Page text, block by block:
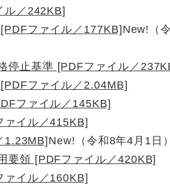
ル／242KB]
ファイル／177KB]New!（
停止基準 [PDFファイル／
ファイル／2.04MB]
ファイル／145KB]
ァイル／415KB]
1.23MB] New!（令和8年4月1日）
要領 [PDFファイル／420KB]
ァイル／160KB]